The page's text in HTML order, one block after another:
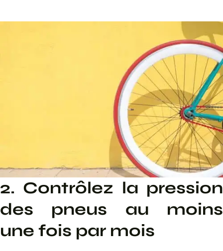
2. Contrôlez la pression
des pneus au moins
une fois par mois